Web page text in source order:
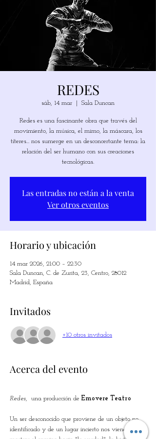
REDES
sáb, 14 mar Sala Duncan
Redes es una fascinante obra que través del
movimiento, la música, el mimo, la máscara, los
títeres... nos sumerge en un desconcertante tema: la
relación del ser humano con sus creaciones
tecnológicas.
Las entradas no están a la venta
Ver otros eventos
Horario y ubicación
14 mar 2026, 21:00 – 22:30
Sala Duncan, C. de Zurita, 23, Centro, 28012
Madrid, España
Invitados
+10 otros invitados
Acerca del evento
Redes,  una producción de Emovere Teatro
Un ser desconocido que proviene de un objeto no
identificado y de un lugar incierto nos viene a